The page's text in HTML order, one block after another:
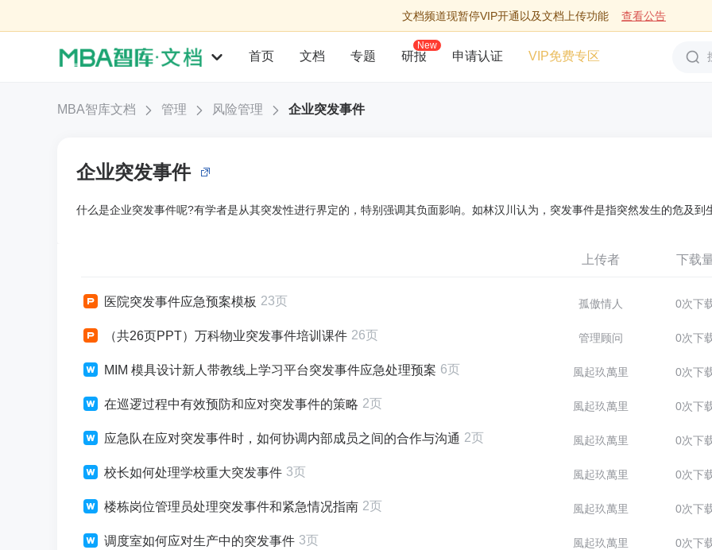
文档频道现暂停VIP开通以及文档上传功能 查看公告
首页 文档 专题 研报
New
申请认证 VIP免费专区
MBA智库文档 管理 风险管理 企业突发事件
企业突发事件
什么是企业突发事件呢?有学者是从其突发性进行界定的，特别强调其负面影响。如林汉川认为，突发事件是指突然发生的危及到
上传者 下载
医院突发事件应急预案模板 23页 孤傲情人 0次下
（共26页PPT）万科物业突发事件培训课件 26页 管理顾问 0次下
MIM 模具设计新人带教线上学习平台突发事件应急处理预案 6页 風起玖萬里 0次下
在巡逻过程中有效预防和应对突发事件的策略 2页 風起玖萬里 0次下
应急队在应对突发事件时，如何协调内部成员之间的合作与沟通 2页 風起玖萬里 0次下
校长如何处理学校重大突发事件 3页 風起玖萬里 0次下
楼栋岗位管理员处理突发事件和紧急情况指南 2页 風起玖萬里 0次下
调度室如何应对生产中的突发事件 3页 風起玖萬里 0次下